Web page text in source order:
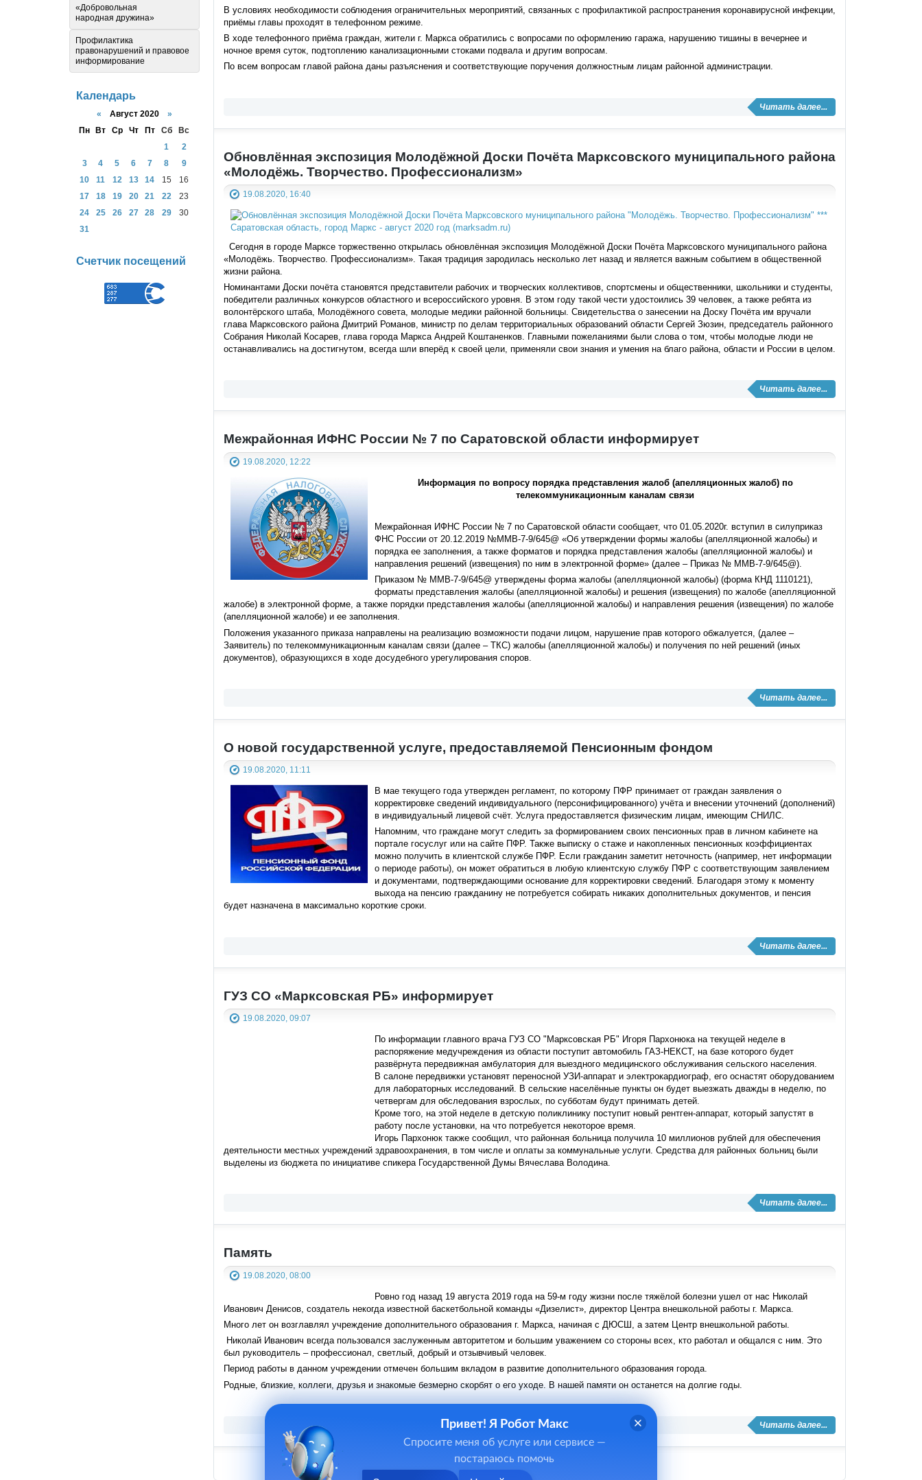
В условиях необходимости соблюдения ограничительных мероприятий, связанных с профилактикой распространения коронавирусной инфекции,
приёмы главы проходят в телефонном режиме.
В ходе телефонного приёма граждан, жители г. Маркса обратились с вопросами по оформлению гаража, нарушению тишины в вечернее и
ночное время суток, подтоплению канализационными стоками подвала и другим вопросам.
По всем вопросам главой района даны разъяснения и соответствующие поручения должностным лицам районной администрации.
Читать далее...
Обновлённая экспозиция Молодёжной Доски Почёта Марксовского муниципального района
«Молодёжь. Творчество. Профессионализм»
19.08.2020, 16:40
Сегодня в городе Марксе торжественно открылась обновлённая экспозиция Молодёжной Доски Почёта Марксовского муниципального района
«Молодёжь. Творчество. Профессионализм». Такая традиция зародилась несколько лет назад и является важным событием в общественной
жизни района.
Номинантами Доски почёта становятся представители рабочих и творческих коллективов, спортсмены и общественники, школьники и студенты,
победители различных конкурсов областного и всероссийского уровня. В этом году такой чести удостоились 39 человек, а также ребята из
волонтёрского штаба, Молодёжного совета, молодые медики районной больницы. Свидетельства о занесении на Доску Почёта им вручали
глава Марксовского района Дмитрий Романов, министр по делам территориальных образований области Сергей Зюзин, председатель районного
Собрания Николай Косарев, глава города Маркса Андрей Коштаненков. Главными пожеланиями были слова о том, чтобы молодые люди не
останавливались на достигнутом, всегда шли вперёд к своей цели, применяли свои знания и умения на благо района, области и России в целом.
Читать далее...
Межрайонная ИФНС России № 7 по Саратовской области информирует
19.08.2020, 12:22
Информация по вопросу порядка представления жалоб (апелляционных жалоб) по
телекоммуникационным каналам связи
Межрайонная ИФНС России № 7 по Саратовской области сообщает, что 01.05.2020г. вступил в силуприказ
ФНС России от 20.12.2019 №ММВ-7-9/645@ «Об утверждении формы жалобы (апелляционной жалобы) и
порядка ее заполнения, а также форматов и порядка представления жалобы (апелляционной жалобы) и
направления решений (извещения) по ним в электронной форме» (далее – Приказ № ММВ-7-9/645@).
Приказом № ММВ-7-9/645@ утверждены форма жалобы (апелляционной жалобы) (форма КНД 1110121),
форматы представления жалобы (апелляционной жалобы) и решения (извещения) по жалобе (апелляционной
жалобе) в электронной форме, а также порядки представления жалобы (апелляционной жалобы) и направления решения (извещения) по жалобе
(апелляционной жалобе) и ее заполнения.
Положения указанного приказа направлены на реализацию возможности подачи лицом, нарушение прав которого обжалуется, (далее –
Заявитель) по телекоммуникационным каналам связи (далее – ТКС) жалобы (апелляционной жалобы) и получения по ней решений (иных
документов), образующихся в ходе досудебного урегулирования споров.
Читать далее...
О новой государственной услуге, предоставляемой Пенсионным фондом
19.08.2020, 11:11
В мае текущего года утвержден регламент, по которому ПФР принимает от граждан заявления о
корректировке сведений индивидуального (персонифицированного) учёта и внесении уточнений (дополнений)
в индивидуальный лицевой счёт. Услуга предоставляется физическим лицам, имеющим СНИЛС.
Напомним, что граждане могут следить за формированием своих пенсионных прав в личном кабинете на
портале госуслуг или на сайте ПФР. Также выписку о стаже и накопленных пенсионных коэффициентах
можно получить в клиентской службе ПФР. Если гражданин заметит неточность (например, нет информации
о периоде работы), он может обратиться в любую клиентскую службу ПФР с соответствующим заявлением
и документами, подтверждающими основание для корректировки сведений. Благодаря этому к моменту
выхода на пенсию гражданину не потребуется собирать никаких дополнительных документов, и пенсия
будет назначена в максимально короткие сроки.
Читать далее...
ГУЗ СО «Марксовская РБ» информирует
19.08.2020, 09:07
По информации главного врача ГУЗ СО "Марксовская РБ" Игоря Пархонюка на текущей неделе в
распоряжение медучреждения из области поступит автомобиль ГАЗ-НЕКСТ, на базе которого будет
развёрнута передвижная амбулатория для выездного медицинского обслуживания сельского населения.
В салоне передвижки установят переносной УЗИ-аппарат и электрокардиограф, его оснастят оборудованием
для лабораторных исследований. В сельские населённые пункты он будет выезжать дважды в неделю, по
четвергам для обследования взрослых, по субботам будут принимать детей.
Кроме того, на этой неделе в детскую поликлинику поступит новый рентген-аппарат, который запустят в
работу после установки, на что потребуется некоторое время.
Игорь Пархонюк также сообщил, что районная больница получила 10 миллионов рублей для обеспечения
деятельности местных учреждений здравоохранения, в том числе и оплаты за коммунальные услуги. Средства для районных больниц были
выделены из бюджета по инициативе спикера Государственной Думы Вячеслава Володина.
Читать далее...
Память
19.08.2020, 08:00
Ровно год назад 19 августа 2019 года на 59-м году жизни после тяжёлой болезни ушел от нас Николай
Иванович Денисов, создатель некогда известной баскетбольной команды «Дизелист», директор Центра внешкольной работы г. Маркса.
Много лет он возглавлял учреждение дополнительного образования г. Маркса, начиная с ДЮСШ, а затем Центр внешкольной работы.
Николай Иванович всегда пользовался заслуженным авторитетом и большим уважением со стороны всех, кто работал и общался с ним. Это
был руководитель – профессионал, светлый, добрый и отзывчивый человек.
Период работы в данном учреждении отмечен большим вкладом в развитие дополнительного образования города.
Родные, близкие, коллеги, друзья и знакомые безмерно скорбят о его уходе. В нашей памяти он останется на долгие годы.
Читать далее...
«Добровольная
народная дружина»
Профилактика
правонарушений и правовое
информирование
Календарь
« Август 2020 »
Пн
Вт Ср Чт Пт Сб
Вс
1
2
3
4 5 6 7 8
9
10
11 12 13 14 15
16
17
18 19 20 21 22
23
24
25 26 27 28 29
30
31
Счетчик посещений
Привет! Я Робот Макс
Спросите меня об услуге или сервисе —
постараюсь помочь